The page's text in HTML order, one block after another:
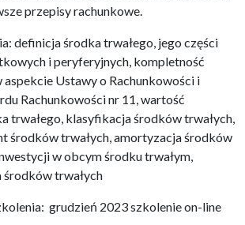
przepisy rachunkowe.
definicja środka trwałego, jego części
i peryferyjnych, kompletność
aspekcie Ustawy o Rachunkowości i
Rachunkowości nr 11, wartość
trwałego, klasyfikacja środków trwałych,
środków trwałych, amortyzacja środków
w obcym środku trwałym,
trwałych
grudzień 2023 szkolenie on-line